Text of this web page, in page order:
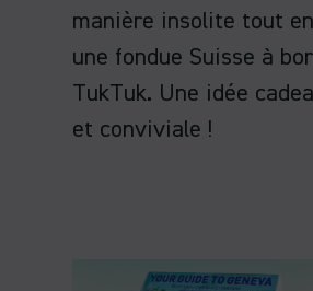
manière insolite tout
une fondue Suisse à
TukTuk. Une idée
et conviviale !